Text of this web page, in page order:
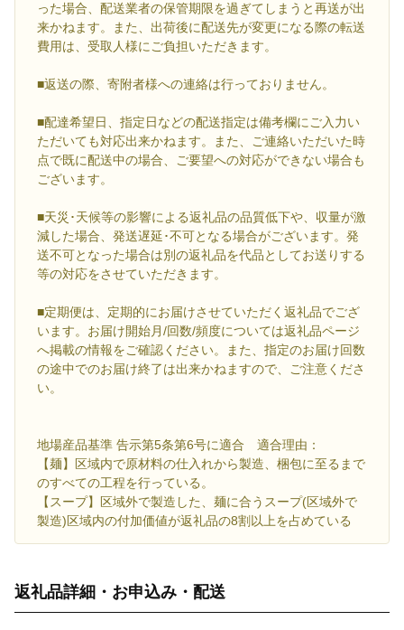
った場合、配送業者の保管期限を過ぎてしまうと再送が出
来かねます。また、出荷後に配送先が変更になる際の転送
費用は、受取人様にご負担いただきます。
■返送の際、寄附者様への連絡は行っておりません。
■配達希望日、指定日などの配送指定は備考欄にご入力い
ただいても対応出来かねます。また、ご連絡いただいた時
点で既に配送中の場合、ご要望への対応ができない場合も
ございます。
■天災･天候等の影響による返礼品の品質低下や、収量が激
減した場合、発送遅延･不可となる場合がございます。発
送不可となった場合は別の返礼品を代品としてお送りする
等の対応をさせていただきます。
■定期便は、定期的にお届けさせていただく返礼品でござ
います。お届け開始月/回数/頻度については返礼品ページ
へ掲載の情報をご確認ください。また、指定のお届け回数
の途中でのお届け終了は出来かねますので、ご注意くださ
い。
地場産品基準 告示第5条第6号に適合 適合理由：
【麺】区域内で原材料の仕入れから製造、梱包に至るまで
のすべての工程を行っている。
【スープ】区域外で製造した、麺に合うスープ(区域外で
製造)区域内の付加価値が返礼品の8割以上を占めている
返礼品詳細・お申込み・配送